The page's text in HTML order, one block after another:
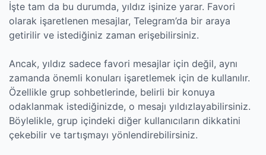
İşte tam da bu durumda, yıldız işinize yarar. Favori
olarak işaretlenen mesajlar, Telegram’da bir araya
getirilir ve istediğiniz zaman erişebilirsiniz.
Ancak, yıldız sadece favori mesajlar için değil, aynı
zamanda önemli konuları işaretlemek için de kullanılır.
Özellikle grup sohbetlerinde, belirli bir konuya
odaklanmak istediğinizde, o mesajı yıldızlayabilirsiniz.
Böylelikle, grup içindeki diğer kullanıcıların dikkatini
çekebilir ve tartışmayı yönlendirebilirsiniz.